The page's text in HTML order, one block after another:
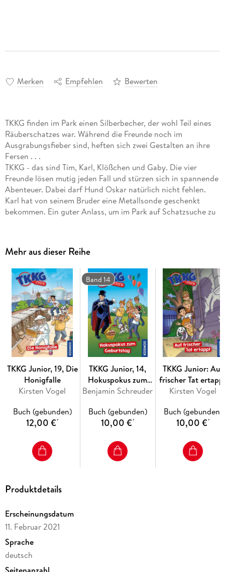
Merken Empfehlen Bewerten
TKKG finden im Park einen Silberbecher, der wohl Teil eines
Räuberschatzes war. Während die Freunde noch im
Ausgrabungsfieber sind, heften sich zwei Gestalten an ihre
Fersen . . .
TKKG - das sind Tim, Karl, Klößchen und Gaby. Die vier
Freunde lösen mutig jeden Fall und stürzen sich in spannende
Abenteuer. Dabei darf Hund Oskar natürlich nicht fehlen.
Karl hat von seinem Bruder eine Metallsonde geschenkt
bekommen. Ein guter Anlass, um im Park auf Schatzsuche zu
Während die Freunde noch im Ausgrabungsfieber sind,
heften sich zwei Gestalten an ihre Fersen . . .
Mehr aus dieser Reihe
TKKG Junior, 19, Die
Honigfalle
Kirsten Vogel
Buch (gebunden)
12,00 €*
Band 14
TKKG Junior, 14,
Hokuspokus zum
Geburtstag
Benjamin Schreuder
Buch (gebunden)
10,00 €*
TKKG Junior: Auf
frischer Tat
Kirsten Vogel
Buch (gebunden)
10,00 €*
Produktdetails
Erscheinungsdatum
11. Februar 2021
Sprache
deutsch